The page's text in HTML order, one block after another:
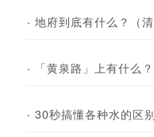
· 地府到底有什么？（清
· 「黄泉路」上有什么
· 30秒搞懂各种水的区